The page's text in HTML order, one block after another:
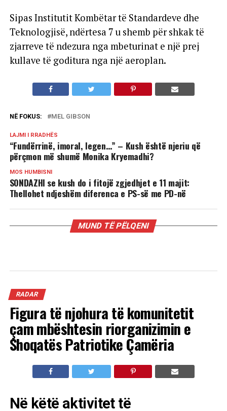
Sipas Institutit Kombëtar të Standardeve dhe
Teknologjisë, ndërtesa 7 u shemb për shkak të
zjarreve të ndezura nga mbeturinat e një prej
kullave të goditura nga një aeroplan.
NË FOKUS: MEL GIBSON
LAJMI I RRADHËS
“Fundërrinë, imoral, legen…” – Kush është njeriu që
përçmon më shumë Monika Kryemadhi?
MOS HUMBISNI
SONDAZHI se kush do i fitojë zgjedhjet e 11 majit:
Thellohet ndjeshëm diferenca e PS-së me PD-në
MUND TË PËLQENI
RADAR
Figura të njohura të komunitetit
çam mbështesin riorganizimin e
Shoqatës Patriotike Çamëria
Në këtë aktivitet të